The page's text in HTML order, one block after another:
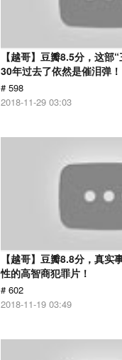
【越哥】豆瓣8.5分，这部
30年过去了依然是催泪弹！
# 598
2018-11-29 03:03
【越哥】豆瓣8.8分，真实
性的高智商犯罪片！
# 602
2018-11-19 03:49